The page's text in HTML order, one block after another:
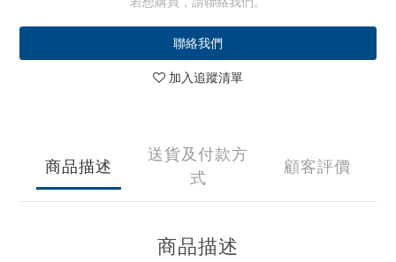
聯絡我們
加入追蹤清單
商品描述
送貨及付款方
式
顧客評價
商品描述